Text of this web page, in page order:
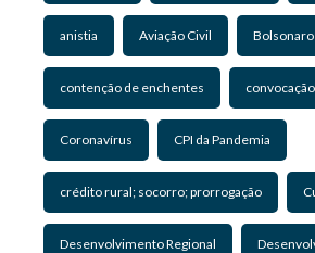
anistia Aviação Civil Bolsonaro
contenção de enchentes convocação
Coronavírus CPI da Pandemia
crédito rural; socorro; prorrogação
Desenvolvimento Regional